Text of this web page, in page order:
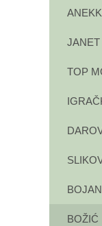
JANET
TOP
BOŽIĆ